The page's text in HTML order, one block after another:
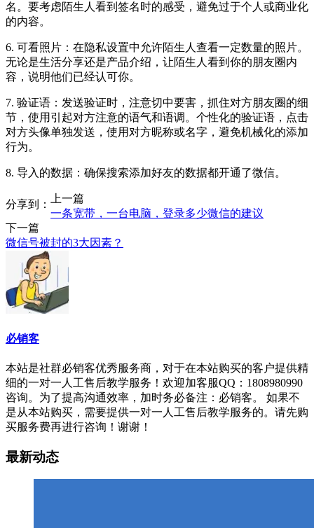
名。要考虑陌生人看到签名时的感受，避免过于个人或商业化
的内容。
6. 可看照片：在隐私设置中允许陌生人查看一定数量的照片。
无论是生活分享还是产品介绍，让陌生人看到你的朋友圈内
容，说明他们已经认可你。
7. 验证语：发送验证时，注意切中要害，抓住对方朋友圈的细
节，使用引起对方注意的语气和语调。个性化的验证语，点击
对方头像单独发送，使用对方昵称或名字，避免机械化的添加
行为。
8. 导入的数据：确保搜索添加好友的数据都开通了微信。
分享到：
上一篇
一条宽带，一台电脑，登录多少微信的建议
下一篇
微信号被封的3大因素？
必销客
本站是社群必销客优秀服务商，对于在本站购买的客户提供精
细的一对一人工售后教学服务！欢迎加客服QQ：1808980990
咨询。为了提高沟通效率，加时务必备注：必销客。 如果不
是从本站购买，需要提供一对一人工售后教学服务的。请先购
买服务费再进行咨询！谢谢！
最新动态